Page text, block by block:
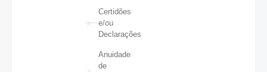
Certidões
e/ou
Declarações
Anuidade
de